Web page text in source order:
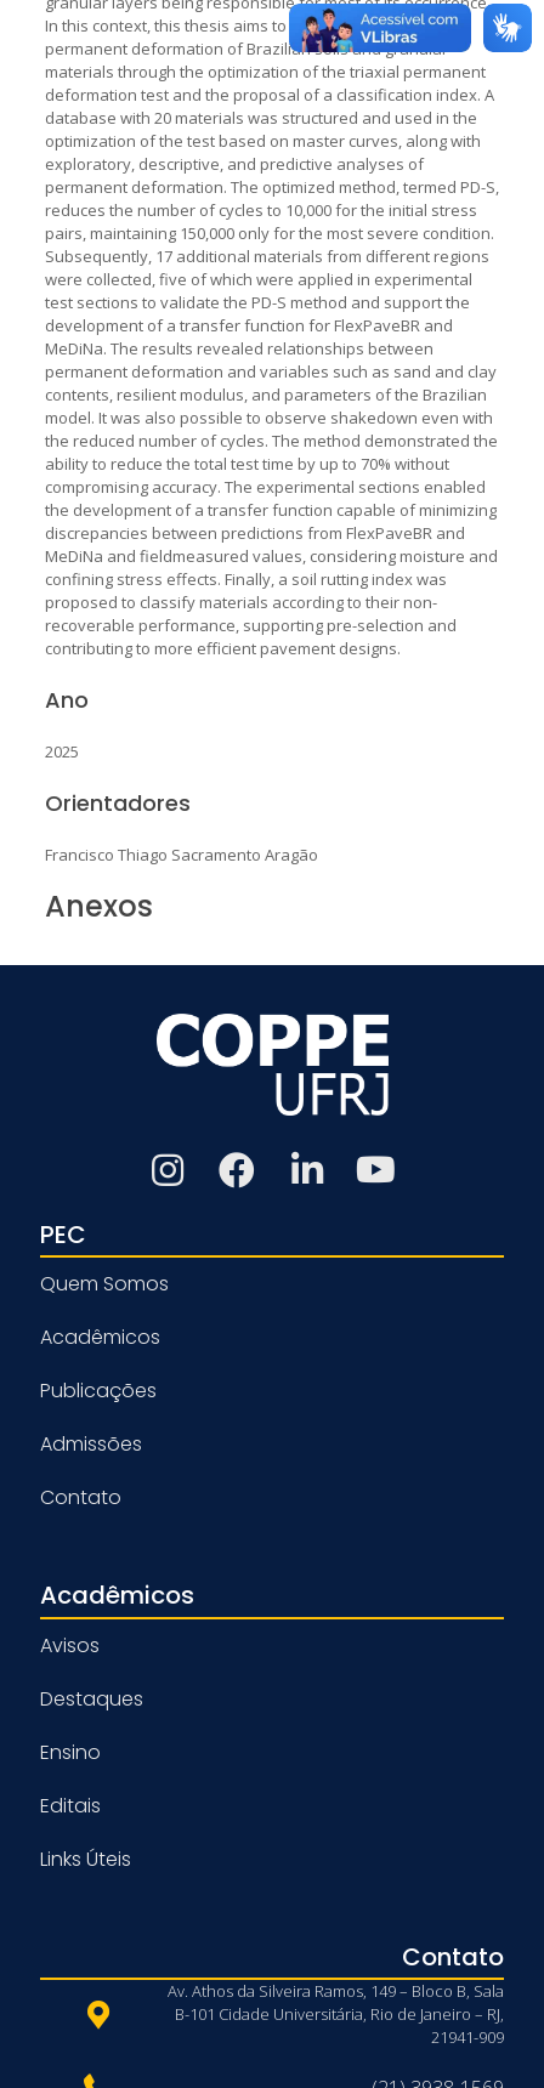
In this context, this thesis aims to extensively model the
permanent deformation of Brazilian soils and granular
materials through the optimization of the triaxial permanent
deformation test and the proposal of a classification index. A
database with 20 materials was structured and used in the
optimization of the test based on master curves, along with
exploratory, descriptive, and predictive analyses of
permanent deformation. The optimized method, termed PD-S,
reduces the number of cycles to 10,000 for the initial stress
pairs, maintaining 150,000 only for the most severe condition.
Subsequently, 17 additional materials from different regions
were collected, five of which were applied in experimental
test sections to validate the PD-S method and support the
development of a transfer function for FlexPaveBR and
MeDiNa. The results revealed relationships between
permanent deformation and variables such as sand and clay
contents, resilient modulus, and parameters of the Brazilian
model. It was also possible to observe shakedown even with
the reduced number of cycles. The method demonstrated the
ability to reduce the total test time by up to 70% without
compromising accuracy. The experimental sections enabled
the development of a transfer function capable of minimizing
discrepancies between predictions from FlexPaveBR and
MeDiNa and fieldmeasured values, considering moisture and
confining stress effects. Finally, a soil rutting index was
proposed to classify materials according to their non-
recoverable performance, supporting pre-selection and
contributing to more efficient pavement designs.
Ano
2025
Orientadores
Francisco Thiago Sacramento Aragão
Anexos
PEC
Quem Somos
Acadêmicos
Publicações
Admissões
Contato
Acadêmicos
Avisos
Destaques
Ensino
Editais
Links Úteis
Contato
Av. Athos da Silveira Ramos, 149 – Bloco B, Sala
B-101 Cidade Universitária, Rio de Janeiro – RJ,
21941-909